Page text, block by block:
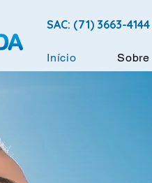
SAC: (71) 3663-4144
Início Sobre